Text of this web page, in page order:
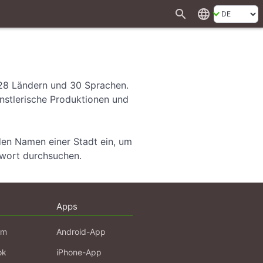
search language
Ländern und 30 Sprachen.
Produktionen und
Namen einer Stadt ein, um
durchsuchen.
Apps
Android-App
iPhone-App